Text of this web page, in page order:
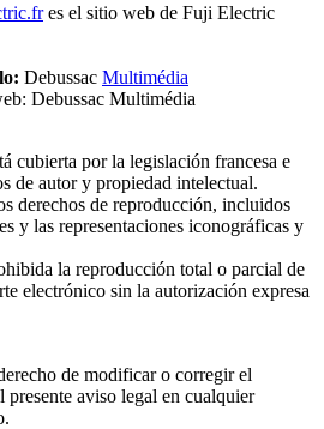
es el sitio web de Fuji Electric
Debussac Multimédia
Debussac Multimédia
cubierta por la legislación francesa e
de autor y propiedad intelectual.
derechos de reproducción, incluidos
y las representaciones iconográficas y
la reproducción total o parcial de
electrónico sin la autorización expresa
de modificar o corregir el
presente aviso legal en cualquier